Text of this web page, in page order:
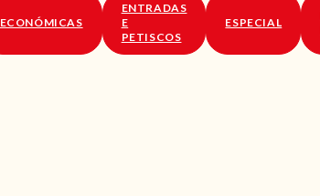
SOBRE NÓS
ECONÓMICAS
ENTRADAS
E
PETISCOS
ESPECIAL